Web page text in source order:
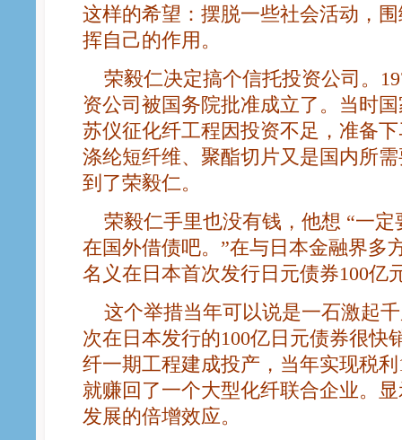
这样的希望：摆脱一些社会活动，
挥自己的作用。
荣毅仁决定搞个信托投资公司。
资公司被国务院批准成立了。当时
苏仪征化纤工程因投资不足，准备
涤纶短纤维、聚酯切片又是国内所
到了荣毅仁。
荣毅仁手里也没有钱，他想 “一定
在国外借债吧。”在与日本金融界多
名义在日本首次发行日元债券100亿
这个举措当年可以说是一石激起千
次在日本发行的100亿日元债券很快
纤一期工程建成投产，当年实现税
就赚回了一个大型化纤联合企业。
发展的倍增效应。